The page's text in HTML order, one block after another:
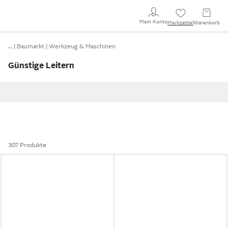
Mein KontoMerkzettel Warenkorb
… Baumarkt Werkzeug & Maschinen
Günstige Leitern
307 Produkte